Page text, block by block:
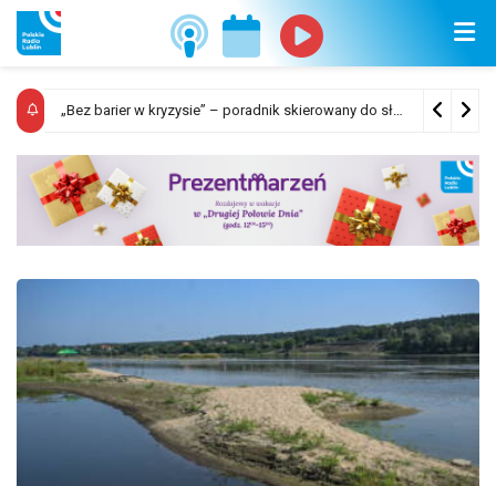
Sposób ogłaszania i odwoływania alarmów oraz komunikatów ostrzegawczych